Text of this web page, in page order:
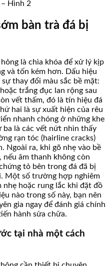
Hình 2
bàn trà đá bị
là chìa khóa để xử lý kịp
và tốn kém hơn. Dấu hiệu
thay đổi màu sắc bề mặt:
trắng đục lan rộng sau
vết thấm, đó là tín hiệu đá
hai là sự xuất hiện của rêu
nhanh chóng ở những khe
ba là các vết nứt nhìn thấy
rạn tóc (hairline cracks)
Ngoài ra, khi gõ nhẹ vào bề
nếu âm thanh không còn
tỏ bên trong đá đã bị
Một số trường hợp nghiêm
hoặc rung lắc khi đặt đồ
nào trong số này, bạn nên
gia ngay để đánh giá chính
hành sửa chữa.
tại nhà một cách